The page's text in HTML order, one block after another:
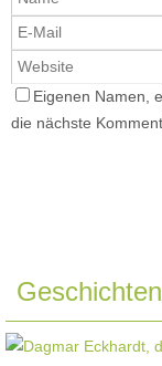
Eigenen Namen,
die nächste